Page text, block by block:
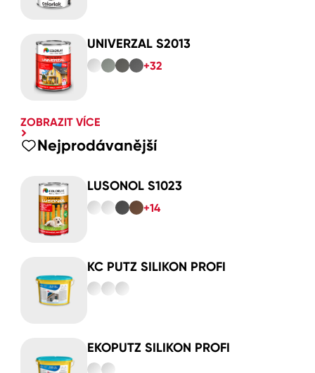
UNIVERZAL S2013
+32
ZOBRAZIT VÍCE
Nejprodávanější
LUSONOL S1023
+14
KC PUTZ SILIKON PROFI
EKOPUTZ SILIKON PROFI